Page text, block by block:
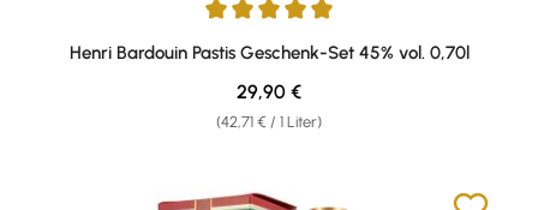
Durchschnittliche Bewertung von 5 von 5 Sternen
Henri Bardouin Pastis Geschenk-Set 45% vol. 0,70l
(42,71 € / 1 Liter)
Regulärer Preis:
29,90 €